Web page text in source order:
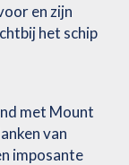
en zijn
het schip
met Mount
van
imposante